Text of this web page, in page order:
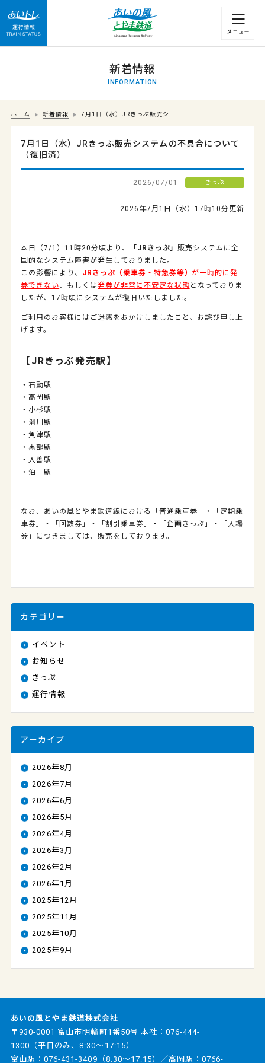
運行情報 列車の遅れ情報等についてはこちら
新着情報
INFORMATION
ホーム 新着情報 7月1日（水）JRきっぷ販売シ…
7月1日（水）JRきっぷ販売システムの不具合について
（復旧済）
2026/07/01 きっぷ
2026年7月1日（水）17時10分更新
本日（7/1）11時20分頃より、 「JRきっぷ」 販売システムに全
国的なシステム障害が発生しておりました。
この影響により、 JRきっぷ（乗車券・特急券等）が一時的に発
券できない、もしくは発券が非常に不安定な状態 となっておりま
したが、17時頃にシステムが復旧いたしました。
ご利用のお客様にはご迷惑をおかけしましたこと、お詫び申し上
げます。
【JRきっぷ発売駅】
・石動駅
・高岡駅
・小杉駅
・滑川駅
・魚津駅
・黒部駅
・入善駅
・泊 駅
なお、あいの風とやま鉄道線における「普通乗車券」・「定期乗
車券」・「回数券」・「割引乗車券」・「企画きっぷ」・「入場
券」につきましては、販売をしております。
カテゴリー
イベント
お知らせ
きっぷ
運行情報
アーカイブ
2026年8月
2026年7月
2026年6月
2026年5月
2026年4月
2026年3月
2026年2月
2026年1月
2025年12月
2025年11月
2025年10月
2025年9月
あいの風とやま鉄道株式会社
〒930-0001 富山市明輪町1番50号 本社： 076-444-
1300 （平日のみ、8:30～17:15）
富山駅：076-431-3409 （8:30～17:15）／高岡駅：0766-